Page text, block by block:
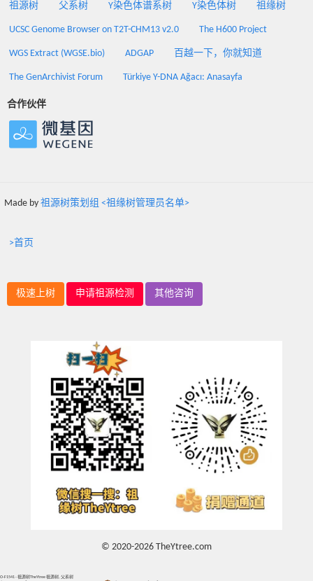
祖源树 父系树 Y染色体谱系树 Y染色体树 祖缘树
UCSC Genome Browser on T2T-CHM13 v2.0 The H600 Project
WGS Extract (WGSE.bio) ADGAP 百越一下，你就知道
The GenArchivist Forum Türkiye Y-DNA Ağacı: Anasayfa
合作伙伴
Made by 祖源树策划组 <祖缘树管理员名单>
>首页
极速上树 申请祖源检测 其他咨询
© 2020-2026 TheYtree.com
O-F1541 - 祖源树TheYtree 祖源树, 父系树